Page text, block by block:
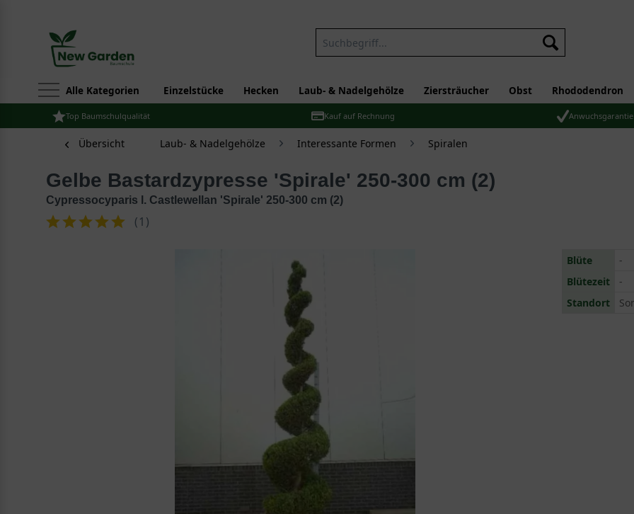
Alle Kategorien Einzelstücke Hecken Laub- & Nadelgehölze Ziersträucher Obst Rhododendron
Top Baumschulqualität Kauf auf Rechnung Anwuchsgarantie
Übersicht Laub- & Nadelgehölze Interessante Formen Spiralen
Gelbe Bastardzypresse 'Spirale' 250-300 cm (2)
Cypressocyparis l. Castlewellan 'Spirale' 250-300 cm (2)
(1 )
Blüte
-
Blütezeit
-
Standort